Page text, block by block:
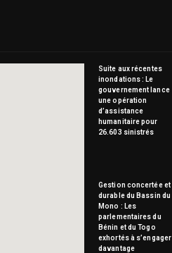
Suite aux récentes
inondations : Le
gouvernement lance
une opération
d’assistance
humanitaire pour
26.603 sinistrés
Gestion concertée et
durable du Bassin du
Mono : Les
parlementaires du
Bénin et du Togo
exhortés à s’engager
davantage